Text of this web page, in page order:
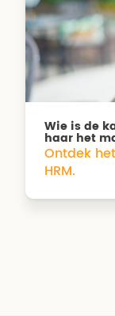
Wie is de
haar het
Ontdek
HRM.